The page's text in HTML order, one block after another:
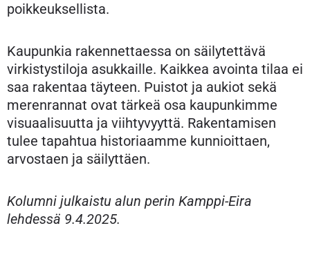
poikkeuksellista.
Kaupunkia rakennettaessa on säilytettävä
virkistystiloja asukkaille. Kaikkea avointa tilaa ei
saa rakentaa täyteen. Puistot ja aukiot sekä
merenrannat ovat tärkeä osa kaupunkimme
visuaalisuutta ja viihtyvyyttä. Rakentamisen
tulee tapahtua historiaamme kunnioittaen,
arvostaen ja säilyttäen.
Kolumni julkaistu alun perin Kamppi-Eira
lehdessä 9.4.2025.